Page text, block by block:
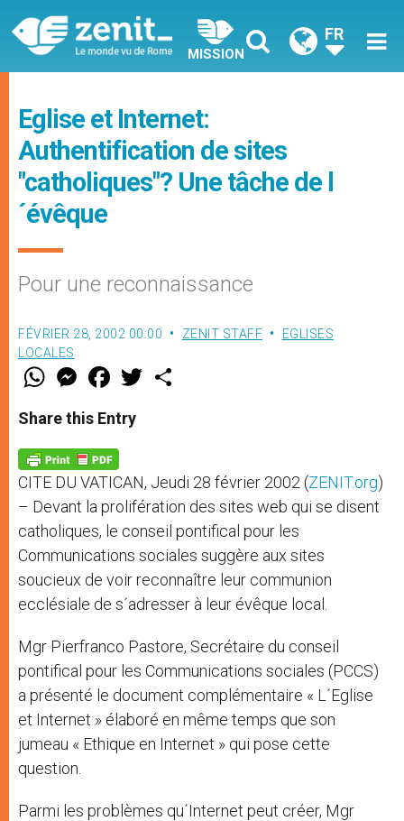
MISSION
FR
Eglise et Internet:
Authentification de sites
"catholiques"? Une tâche de l
´évêque
Pour une reconnaissance
FÉVRIER 28, 2002 00:00 ZENIT STAFF
EGLISES
LOCALES
W
t
s
p
p
M
e
s
e
g
e
r
F
a
e
b
o
k
w
Share this Entry
CITE DU VATICAN, Jeudi 28 février 2002 (ZENIT.org)
– Devant la prolifération des sites web qui se disent
catholiques, le conseil pontifical pour les
Communications sociales suggère aux sites
soucieux de voir reconnaître leur communion
ecclésiale de s´adresser à leur évêque local.
Mgr Pierfranco Pastore, Secrétaire du conseil
pontifical pour les Communications sociales (PCCS)
a présenté le document complémentaire « L´Eglise
et Internet » élaboré en même temps que son
jumeau « Ethique en Internet » qui pose cette
question.
Parmi les problèmes qu´Internet peut créer, Mgr